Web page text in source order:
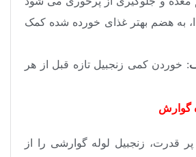
به هضم بهتر غذای خورده شده کمک
: خوردن کمی زنجبیل تازه قبل از هر
قدرت، زنجبیل لوله گوارشی را از